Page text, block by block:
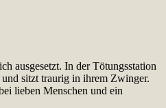
ausgesetzt. In der Tötungsstation
sitzt traurig in ihrem Zwinger.
lieben Menschen und ein